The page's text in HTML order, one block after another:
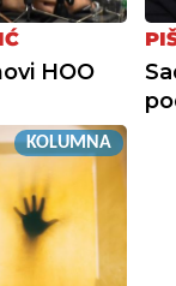
HOO
KOLUMNA